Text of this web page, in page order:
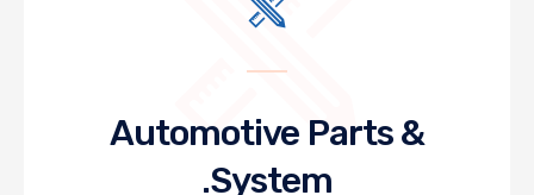
Automotive Parts &
System.